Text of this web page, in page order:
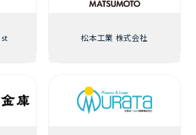
松本工業 株式会社